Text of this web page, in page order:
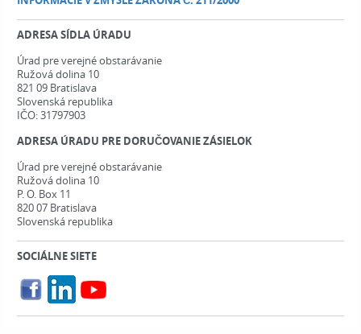
ADRESA SÍDLA ÚRADU
Úrad pre verejné obstarávanie
Ružová dolina 10
821 09 Bratislava
Slovenská republika
IČO: 31797903
ADRESA ÚRADU PRE DORUČOVANIE ZÁSIELOK
Úrad pre verejné obstarávanie
Ružová dolina 10
P. O. Box 11
820 07 Bratislava
Slovenská republika
SOCIÁLNE SIETE